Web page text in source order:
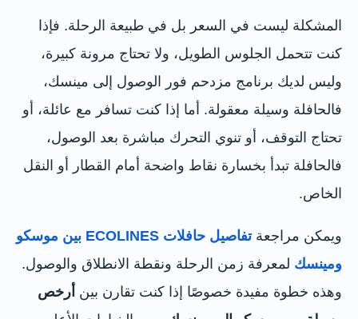
المشكلة ليست في السعر بل في طبيعة الرحلة. فإذا
كنت تتحمل الجلوس الطويل، ولا تحتاج مرونة كبيرة،
وليس لديك برنامج مزدحم فور الوصول إلى مينسك،
فالحافلة وسيلة معقولة. أما إذا كنت تسافر مع عائلة، أو
تحتاج التوقف، أو تنوي التحرك مباشرة بعد الوصول،
فالحافلة تبدأ بخسارة نقاط واضحة أمام القطار أو النقل
الخاص.
ويمكن مراجعة
تفاصيل حافلات ECOLINES بين موسكو
ومينسك لمعرفة زمن الرحلة ونقطة الانطلاق والوصول.
وهذه خطوة مفيدة خصوصًا إذا كنت تقارن بين أرخص